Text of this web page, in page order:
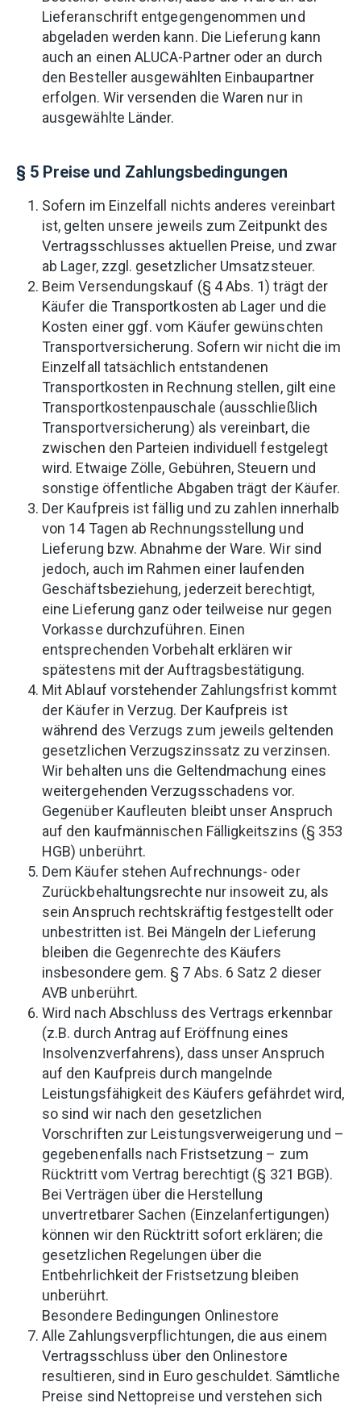
Lieferanschrift entgegengenommen und
abgeladen werden kann. Die Lieferung kann
auch an einen ALUCA-Partner oder an durch
den Besteller ausgewählten Einbaupartner
erfolgen. Wir versenden die Waren nur in
ausgewählte Länder.
§ 5 Preise und Zahlungsbedingungen
Sofern im Einzelfall nichts anderes vereinbart
ist, gelten unsere jeweils zum Zeitpunkt des
Vertragsschlusses aktuellen Preise, und zwar
ab Lager, zzgl. gesetzlicher Umsatzsteuer.
Beim Versendungskauf (§ 4 Abs. 1) trägt der
Käufer die Transportkosten ab Lager und die
Kosten einer ggf. vom Käufer gewünschten
Transportversicherung. Sofern wir nicht die im
Einzelfall tatsächlich entstandenen
Transportkosten in Rechnung stellen, gilt eine
Transportkostenpauschale (ausschließlich
Transportversicherung) als vereinbart, die
zwischen den Parteien individuell festgelegt
wird. Etwaige Zölle, Gebühren, Steuern und
sonstige öffentliche Abgaben trägt der Käufer.
Der Kaufpreis ist fällig und zu zahlen innerhalb
von 14 Tagen ab Rechnungsstellung und
Lieferung bzw. Abnahme der Ware. Wir sind
jedoch, auch im Rahmen einer laufenden
Geschäftsbeziehung, jederzeit berechtigt,
eine Lieferung ganz oder teilweise nur gegen
Vorkasse durchzuführen. Einen
entsprechenden Vorbehalt erklären wir
spätestens mit der Auftragsbestätigung.
Mit Ablauf vorstehender Zahlungsfrist kommt
der Käufer in Verzug. Der Kaufpreis ist
während des Verzugs zum jeweils geltenden
gesetzlichen Verzugszinssatz zu verzinsen.
Wir behalten uns die Geltendmachung eines
weitergehenden Verzugsschadens vor.
Gegenüber Kaufleuten bleibt unser Anspruch
auf den kaufmännischen Fälligkeitszins (§ 353
HGB) unberührt.
Dem Käufer stehen Aufrechnungs- oder
Zurückbehaltungsrechte nur insoweit zu, als
sein Anspruch rechtskräftig festgestellt oder
unbestritten ist. Bei Mängeln der Lieferung
bleiben die Gegenrechte des Käufers
insbesondere gem. § 7 Abs. 6 Satz 2 dieser
AVB unberührt.
Wird nach Abschluss des Vertrags erkennbar
(z.B. durch Antrag auf Eröffnung eines
Insolvenzverfahrens), dass unser Anspruch
auf den Kaufpreis durch mangelnde
Leistungsfähigkeit des Käufers gefährdet wird,
so sind wir nach den gesetzlichen
Vorschriften zur Leistungsverweigerung und –
gegebenenfalls nach Fristsetzung – zum
Rücktritt vom Vertrag berechtigt (§ 321 BGB).
Bei Verträgen über die Herstellung
unvertretbarer Sachen (Einzelanfertigungen)
können wir den Rücktritt sofort erklären; die
gesetzlichen Regelungen über die
Entbehrlichkeit der Fristsetzung bleiben
unberührt.
Besondere Bedingungen Onlinestore
Alle Zahlungsverpflichtungen, die aus einem
Vertragsschluss über den Onlinestore
resultieren, sind in Euro geschuldet. Sämtliche
Preise sind Nettopreise und verstehen sich